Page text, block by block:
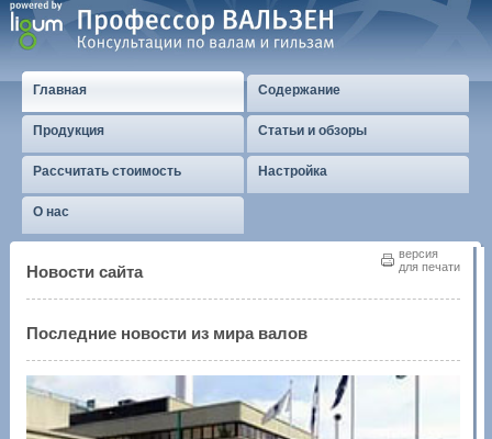
Главная Содержание
Продукция Статьи и обзоры
Рассчитать стоимость Настройка
О нас
версия
для печати
Новости сайта
Последние новости из мира валов